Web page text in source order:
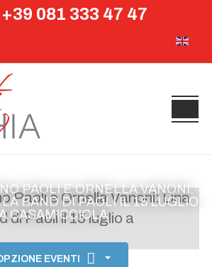
081 333 47 47
PAOLI E ORNELLA VANONI:
BAND DI PAOLI IL 15 LUGLIO
A CASAMICCIOLA
EVENTI